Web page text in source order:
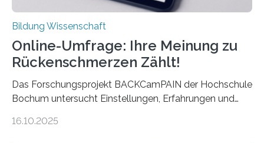
Bildung Wissenschaft
Online-Umfrage: Ihre Meinung zu
Rückenschmerzen Zählt!
Das Forschungsprojekt BACKCamPAIN der Hochschule
Bochum untersucht Einstellungen, Erfahrungen und
gehören zu den häufigsten gesundheitlichen
16.10.2025